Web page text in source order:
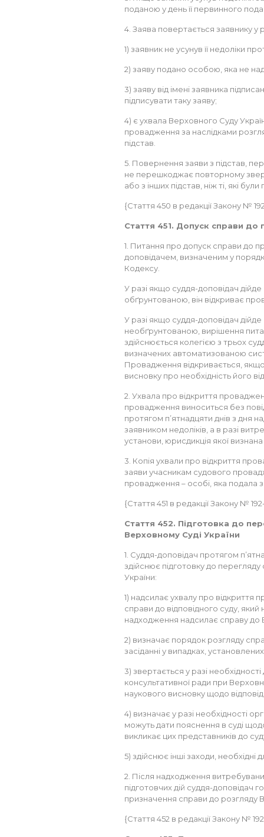
поданою у день її первинного
4. Заява повертається заявнику у
1) заявник не усунув її недоліки
2) заяву подано особою, яка не
3) заяву від імені заявника
підписувати таку заяву;
4) є ухвала Верховного Суду
провадження за наслідками
підстав.
5. Повернення заяви з підстав,
не перешкоджає повторному
або з інших підстав, ніж ті, які
{Стаття 450 в редакції Закону №
Стаття 451. Допуск справи
1. Питання про допуск справи до
доповідачем, визначеним у
Кодексу.
У разі якщо суддя-доповідач
обґрунтованою, він відкриває
У разі якщо суддя-доповідач
необґрунтованою, вирішення
здійснюється колегією з трьох
визначених автоматизованою
Провадження відкривається, якщо
висновку про необхідність його
2. Ухвала про відкриття
провадження виноситься без
протягом п’ятнадцяти днів з дня
заявником недоліків, а в разі
установи, юрисдикція якої
3. Копія ухвали про відкриття
заяви учасникам судового
провадження – особі, яка подала
{Стаття 451 в редакції Закону № 192-
Стаття 452. Підготовка до
Верховному Суді України
1. Суддя-доповідач протягом
здійснює підготовку до
України:
1) надсилає ухвалу про відкриття
справи до відповідного суду, який
надходження надсилає справу до
2) визначає порядок розгляду
засіданні у випадках,
3) звертається у разі
консультативної ради при
наукового висновку щодо
4) визначає у разі необхідності
можуть дати пояснення в суді
викликає цих представників до
5) здійснює інші заходи, необхідні
2. Після надходження
підготовчих дій суддя-доповідач
призначення справи до розгляду
{Стаття 452 в редакції Закону №